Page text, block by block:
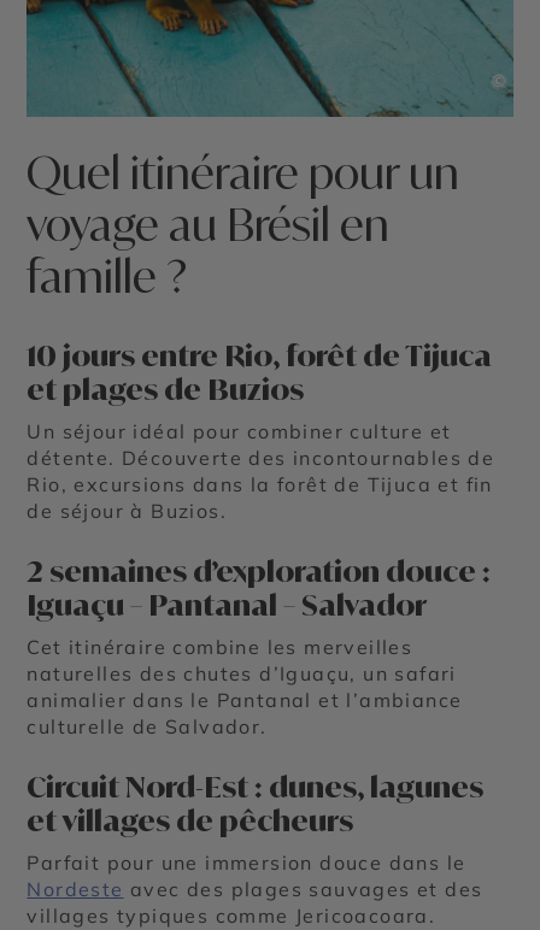
©
Quel itinéraire pour un
voyage au Brésil en
famille ?
10 jours entre Rio, forêt de Tijuca
et plages de Buzios
Un séjour idéal pour combiner culture et
détente. Découverte des incontournables de
Rio, excursions dans la forêt de Tijuca et fin
de séjour à Buzios.
2 semaines d’exploration douce :
Iguaçu – Pantanal – Salvador
Cet itinéraire combine les merveilles
naturelles des chutes d’Iguaçu, un safari
animalier dans le Pantanal et l’ambiance
culturelle de Salvador.
Circuit Nord-Est : dunes, lagunes
et villages de pêcheurs
Parfait pour une immersion douce dans le
Nordeste avec des plages sauvages et des
villages typiques comme Jericoacoara.